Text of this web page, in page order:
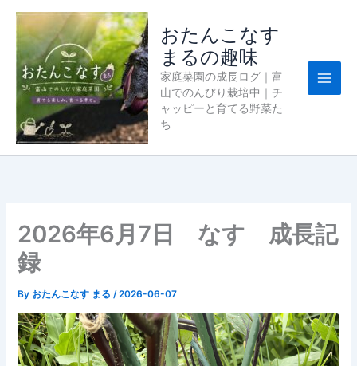
おたんこなす
まるの趣味
家庭菜園の成長ログ｜富
山でのんびり栽培中｜チ
ャッピーと育てる野菜た
ち
2026年6月7日 なす 成長記
録
By おたんこなす まる/2026-06-07